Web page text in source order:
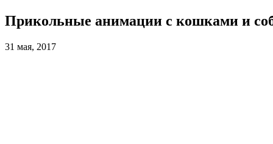
Прикольные анимации с кошками и
31 мая, 2017